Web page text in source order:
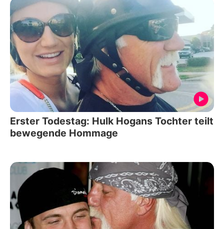
Erster Todestag: Hulk Hogans Tochter teilt
bewegende Hommage